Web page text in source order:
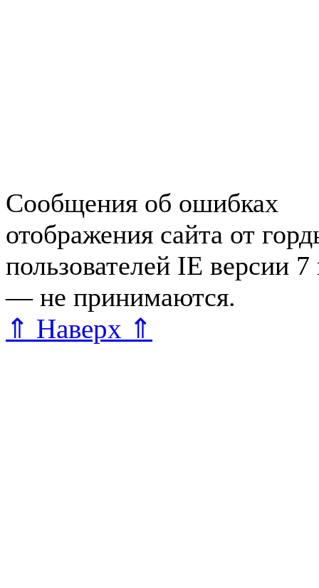
Сообщения об ошибках
отображения сайта от
пользователей IE версии
— не принимаются.
⇑ Наверх ⇑